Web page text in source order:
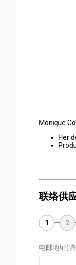
Monique
Her
联络供
1 2
电邮地址(